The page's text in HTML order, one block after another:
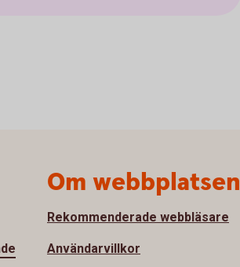
Om webbplatsen
Rekommenderade webbläsare
Användarvillkor